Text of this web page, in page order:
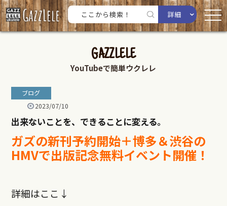
詳細
GAZZLELE
YouTubeで簡単ウクレレ
ブログ
2023/07/10
出来ないことを、できることに変える。
ガズの新刊予約開始＋博多＆渋谷の
HMVで出版記念無料イベント開催！
詳細はここ↓